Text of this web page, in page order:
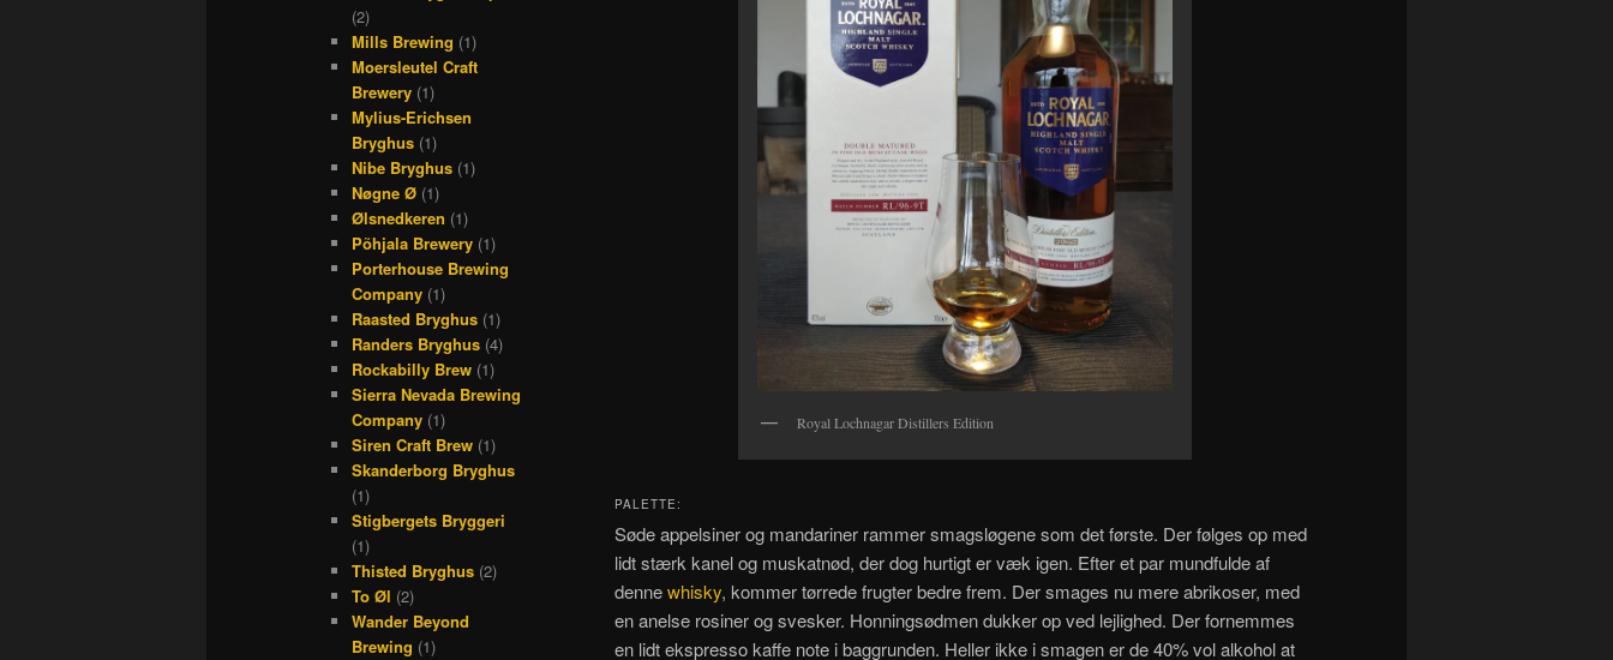
Royal Lochnagar Distillers Edition
PALETTE:
Søde appelsiner og mandariner rammer smagsløgene som det første. Der følges op med
lidt stærk kanel og muskatnød, der dog hurtigt er væk igen. Efter et par mundfulde af
dennewhisky, kommer tørrede frugter bedre frem. Der smages nu mere abrikoser, med
en anelse rosiner og svesker. Honningsødmen dukker op ved lejlighed. Der fornemmes
en lidt ekspresso kaffe note i baggrunden. Heller ikke i smagen er de 40% vol alkohol at
(2)
Mills Brewing (1)
Moersleutel Craft
Brewery (1)
Mylius-Erichsen
Bryghus (1)
Nibe Bryghus (1)
Nøgne Ø (1)
Ølsnedkeren (1)
Põhjala Brewery (1)
Porterhouse Brewing
Company (1)
Raasted Bryghus (1)
Randers Bryghus (4)
Rockabilly Brew (1)
Sierra Nevada Brewing
Company (1)
Siren Craft Brew (1)
Skanderborg Bryghus
(1)
Stigbergets Bryggeri
(1)
Thisted Bryghus (2)
To Øl (2)
Wander Beyond
Brewing (1)